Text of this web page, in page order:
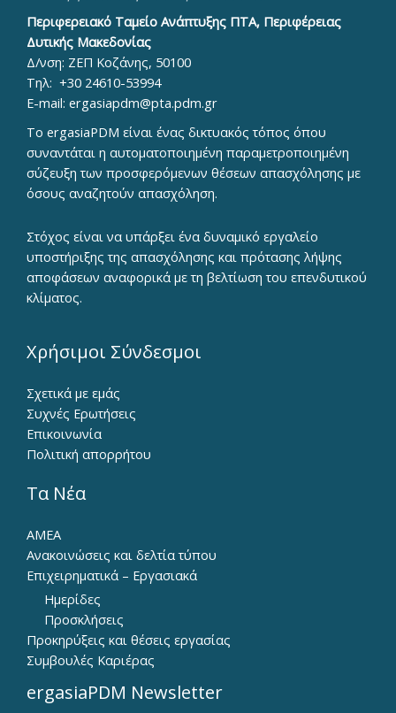
Περιφερειακό Ταμείο Ανάπτυξης ΠΤΑ, Περιφέρειας
Δυτικής Μακεδονίας
Δ/νση: ΖΕΠ Κοζάνης, 50100
Τηλ: +30 24610-53994
E-mail: ergasiapdm@pta.pdm.gr
To ergasiaPDM είναι ένας δικτυακός τόπος όπου
συναντάται η αυτοματοποιημένη παραμετροποιημένη
σύζευξη των προσφερόμενων θέσεων απασχόλησης με
όσους αναζητούν απασχόληση.
Στόχος είναι να υπάρξει ένα δυναμικό εργαλείο
υποστήριξης της απασχόλησης και πρότασης λήψης
αποφάσεων αναφορικά με τη βελτίωση του επενδυτικού
κλίματος.
Χρήσιμοι Σύνδεσμοι
Σχετικά με εμάς
Συχνές Ερωτήσεις
Επικοινωνία
Πολιτική απορρήτου
Τα Νέα
ΑΜΕΑ
Ανακοινώσεις και δελτία τύπου
Επιχειρηματικά – Εργασιακά
Ημερίδες
Προσκλήσεις
Προκηρύξεις και θέσεις εργασίας
Συμβουλές Καριέρας
ergasiaPDM Newsletter